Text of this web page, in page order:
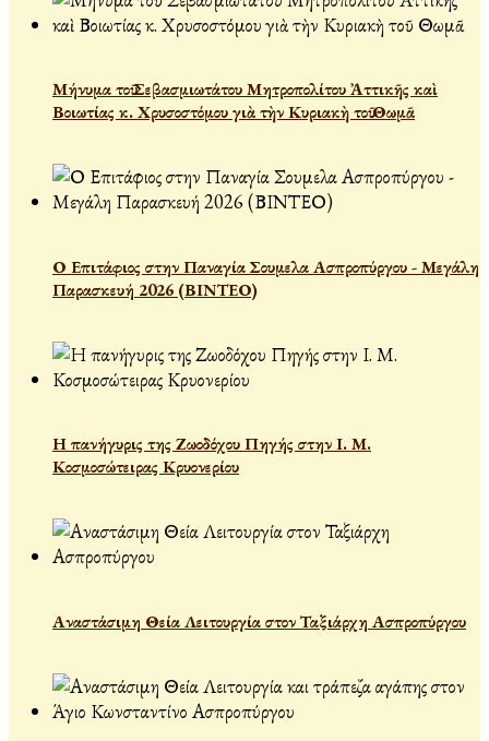
Μήνυμα τοῦ Σεβασμιωτάτου Μητροπολίτου Ἀττικῆς καὶ
Βοιωτίας κ. Χρυσοστόμου γιὰ τὴν Κυριακὴ τοῦ Θωμᾶ
Ο Επιτάφιος στην Παναγία Σουμελα Ασπροπύργου - Μεγάλη
Παρασκευή 2026 (ΒΙΝΤΕΟ)
Η πανήγυρις της Ζωοδόχου Πηγής στην Ι. Μ.
Κοσμοσώτειρας Κρυονερίου
Αναστάσιμη Θεία Λειτουργία στον Ταξιάρχη Ασπροπύργου